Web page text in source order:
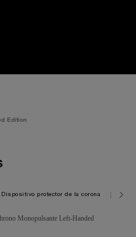
Edition
Dispositivo protector de la corona